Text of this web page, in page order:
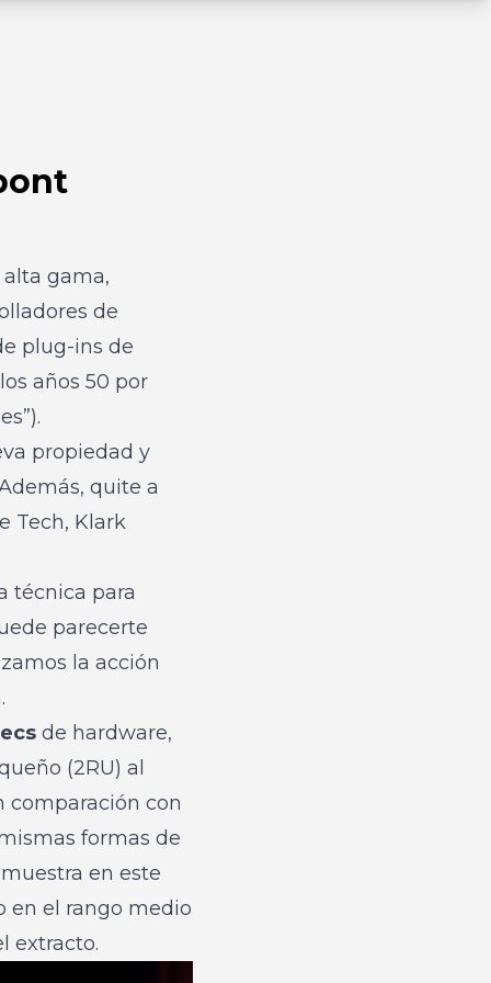
gama,
de
plug-ins de
años 50 por
propiedad y
quite a
Tech, Klark
técnica para
parecerte
la acción
de hardware,
(2RU) al
comparación con
formas de
en este
en el rango medio
extracto.